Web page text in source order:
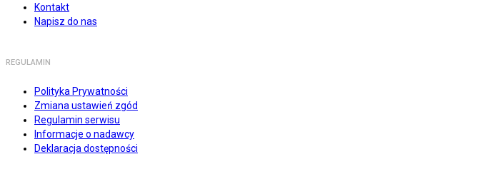
Kontakt
Napisz do nas
REGULAMIN
Polityka Prywatności
Zmiana ustawień zgód
Regulamin serwisu
Informacje o nadawcy
Deklaracja dostępności